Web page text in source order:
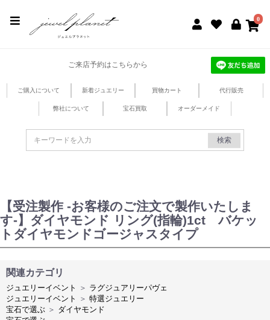
0
ご来店予約はこちらから
ご購入について 新着ジュエリー 買物カート 代行販売
弊社について 宝石買取 オーダーメイド
検索
【受注製作 -お客様のご注文で製作いたしま
す-】ダイヤモンド リング(指輪)1ct バケッ
トダイヤモンドゴージャスタイプ
関連カテゴリ
ジュエリーイベント ＞ ラグジュアリーパヴェ
ジュエリーイベント
＞ 特選ジュエリー
宝石で選ぶ ＞ ダイヤモンド